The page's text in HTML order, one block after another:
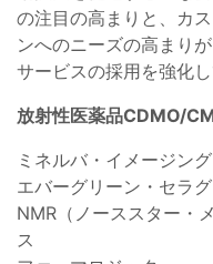
の注目の高まりと、カ
ンへのニーズの高まり
サービスの採用を強化し
放射性医薬品CDMO/
ミネルバ・イメージング
エバーグリーン・セラ
NMR（ノーススター・
ス